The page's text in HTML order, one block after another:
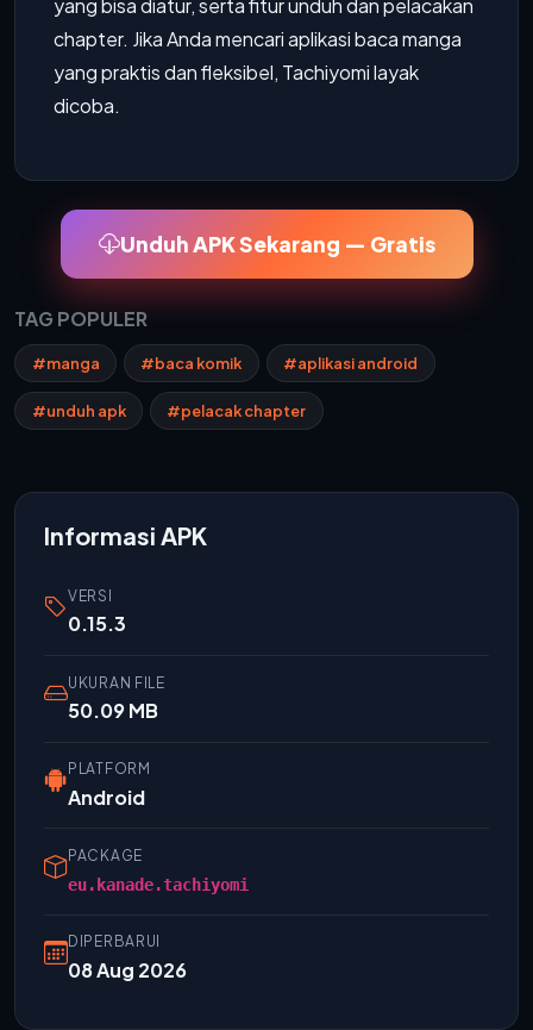
yang bisa diatur, serta fitur unduh dan pelacakan
chapter. Jika Anda mencari aplikasi baca manga
yang praktis dan fleksibel, Tachiyomi layak
dicoba.
Unduh APK Sekarang — Gratis
TAG POPULER
#manga #baca komik #aplikasi android
#unduh apk #pelacak chapter
Informasi APK
VERSI
0.15.3
UKURAN FILE
50.09 MB
PLATFORM
Android
PACKAGE
eu.kanade.tachiyomi
DIPERBARUI
08 Aug 2026